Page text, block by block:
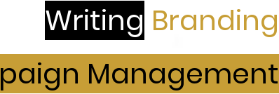
Writing Branding
Management